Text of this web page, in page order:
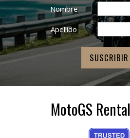
Nombre
Apellido
MotoGS